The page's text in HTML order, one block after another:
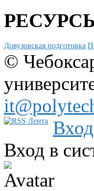
Довузовская подготовка
©
Вход в